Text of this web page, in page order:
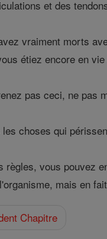
et des
vraiment morts
étiez encore en
pas ceci, ne pas
choses qui
règles, vous pouvez
mais en
Chapitre